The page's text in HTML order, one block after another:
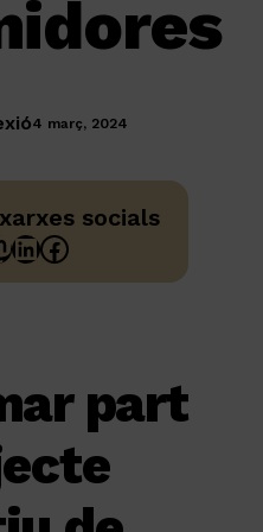
4 març, 2024
socials
LinkedIn
Facebook
part